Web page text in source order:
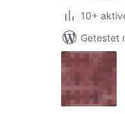
10+
Getestet